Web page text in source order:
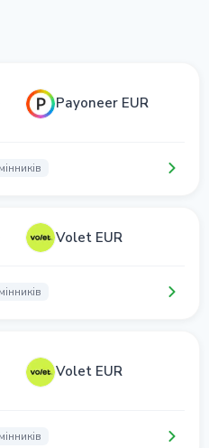
Payoneer EUR
Volet EUR
Volet EUR